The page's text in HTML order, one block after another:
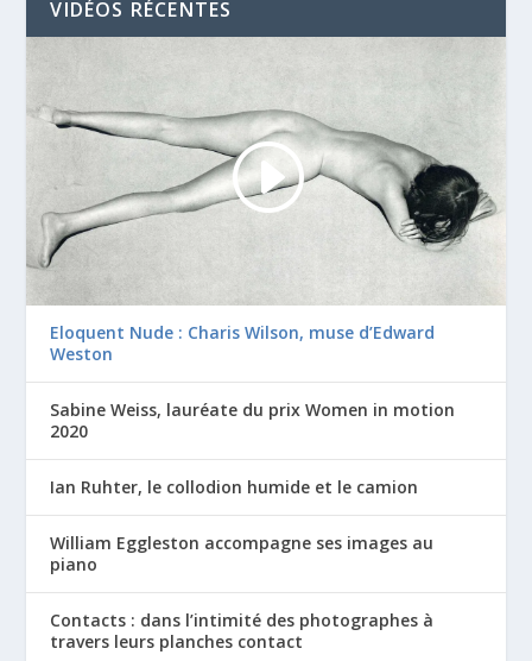
VIDÉOS RÉCENTES
Eloquent Nude : Charis Wilson, muse d’Edward
Weston
Sabine Weiss, lauréate du prix Women in motion
2020
Ian Ruhter, le collodion humide et le camion
William Eggleston accompagne ses images au
piano
Contacts : dans l’intimité des photographes à
travers leurs planches contact